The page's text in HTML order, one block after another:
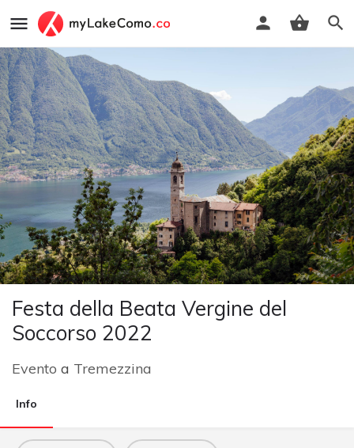
Festa della Beata Vergine del
Soccorso 2022
Evento a Tremezzina
Info